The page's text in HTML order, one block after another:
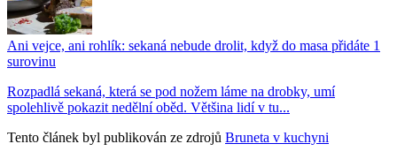
Ani vejce, ani rohlík: sekaná nebude drolit, když do masa přidáte 1
surovinu
Rozpadlá sekaná, která se pod nožem láme na drobky, umí
spolehlivě pokazit nedělní oběd. Většina lidí v tu...
Tento článek byl publikován ze zdrojů Bruneta v kuchyni